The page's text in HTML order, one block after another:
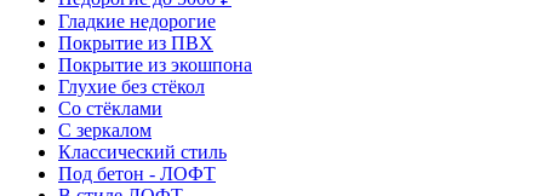
Гладкие недорогие
Покрытие из ПВХ
Покрытие из экошпона
Глухие без стёкол
Со стёклами
С зеркалом
Классический стиль
Под бетон - ЛОФТ